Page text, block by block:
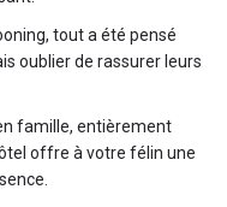
tout a été pensé
oublier de rassurer leurs
famille, entièrement
offre à votre félin une